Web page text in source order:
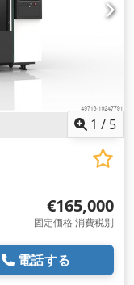
1 / 5
€165,000
固定価格 消費税別
電話する